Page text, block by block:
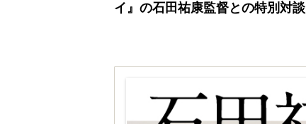
イ』の石田祐康監督との特別対談